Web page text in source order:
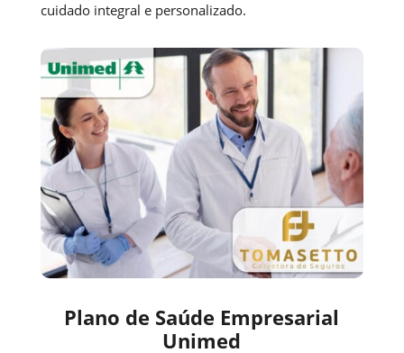
cuidado integral e personalizado.
Plano de Saúde Empresarial
Unimed